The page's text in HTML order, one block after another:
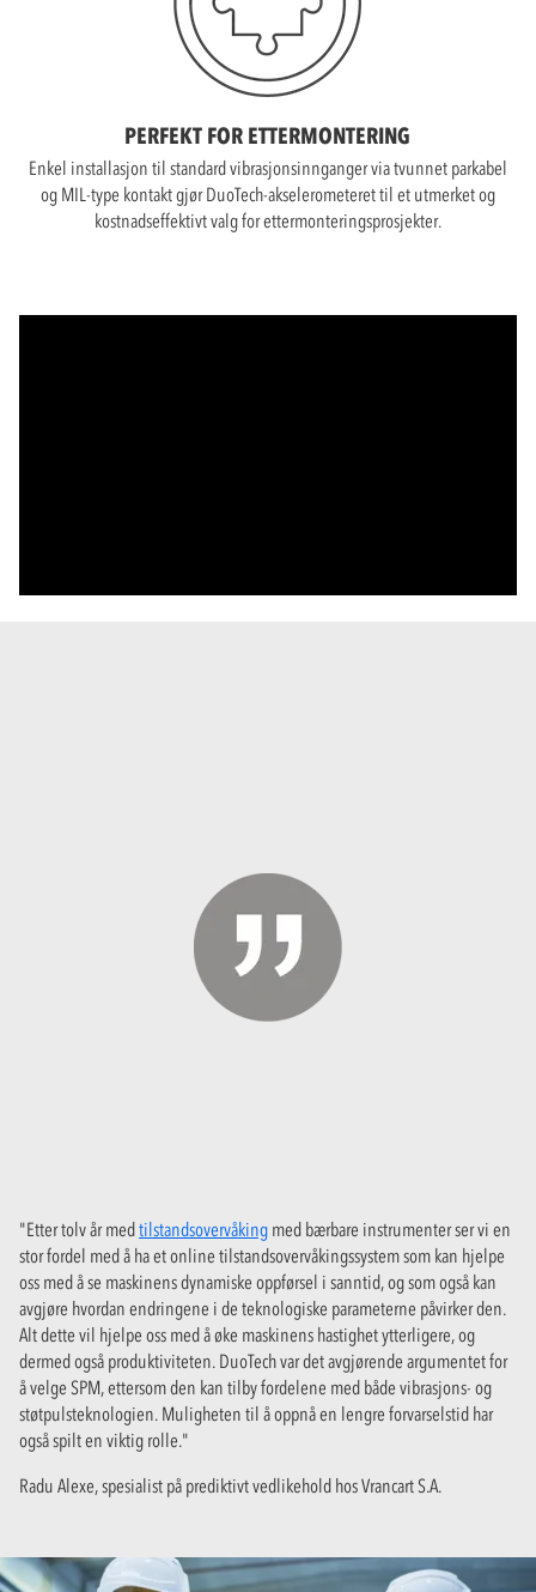
PERFEKT FOR ETTERMONTERING
Enkel installasjon til standard vibrasjonsinnganger via tvunnet parkabel
og MIL-type kontakt gjør DuoTech-akselerometeret til et utmerket og
kostnadseffektivt valg for ettermonteringsprosjekter.
"Etter tolv år medtilstandsovervåking med bærbare instrumenter ser vi en
stor fordel med å ha et online tilstandsovervåkingssystem som kan hjelpe
oss med å se maskinens dynamiske oppførsel i sanntid, og som også kan
avgjøre hvordan endringene i de teknologiske parameterne påvirker den.
Alt dette vil hjelpe oss med å øke maskinens hastighet ytterligere, og
dermed også produktiviteten. DuoTech var det avgjørende argumentet for
å velge SPM, ettersom den kan tilby fordelene med både vibrasjons- og
støtpulsteknologien. Muligheten til å oppnå en lengre forvarselstid har
også spilt en viktig rolle."
Radu Alexe, spesialist på prediktivt vedlikehold hos Vrancart S.A.